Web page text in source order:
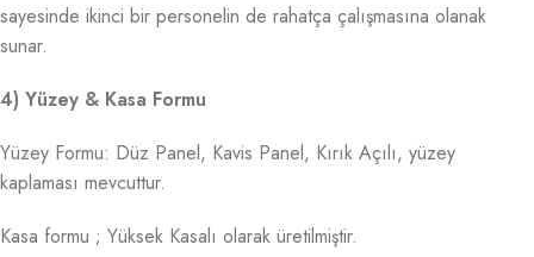
sayesinde ikinci bir personelin de rahatça çalışmasına olanak
sunar.
4) Yüzey & Kasa Formu
Yüzey Formu: Düz Panel, Kavis Panel, Kırık Açılı, yüzey
kaplaması mevcuttur.
Kasa formu ; Yüksek Kasalı olarak üretilmiştir.